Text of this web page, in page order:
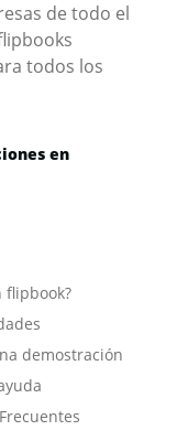
de todo el
todos los
en
flipbook?
demostración